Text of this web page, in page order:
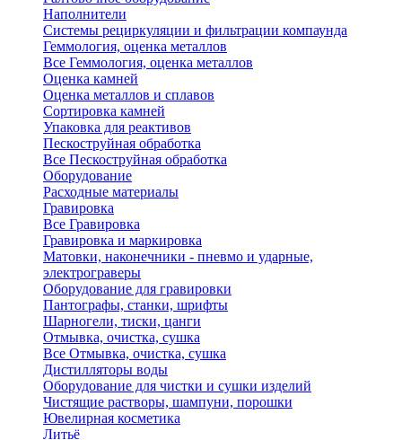
Наполнители
Системы рециркуляции и фильтрации компаунда
Геммология, оценка металлов
Все Геммология, оценка металлов
Оценка камней
Оценка металлов и сплавов
Сортировка камней
Упаковка для реактивов
Пескоструйная обработка
Все Пескоструйная обработка
Оборудование
Расходные материалы
Гравировка
Все Гравировка
Гравировка и маркировка
Матовки, наконечники - пневмо и ударные,
электрограверы
Оборудование для гравировки
Пантографы, станки, шрифты
Шарногели, тиски, цанги
Отмывка, очистка, сушка
Все Отмывка, очистка, сушка
Дистилляторы воды
Оборудование для чистки и сушки изделий
Чистящие растворы, шампуни, порошки
Ювелирная косметика
Литьё